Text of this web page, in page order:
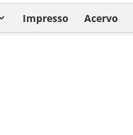
Impresso Acervo